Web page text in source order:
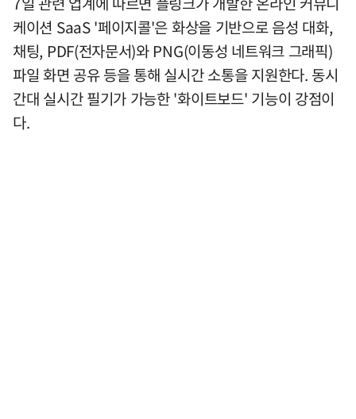
케이션 SaaS '페이지콜'은 화상을 기반으로 음성 대화,
채팅, PDF(전자문서)와 PNG(이동성 네트워크 그래픽)
파일 화면 공유 등을 통해 실시간 소통을 지원한다. 동시
간대 실시간 필기가 가능한 '화이트보드' 기능이 강점이
다.